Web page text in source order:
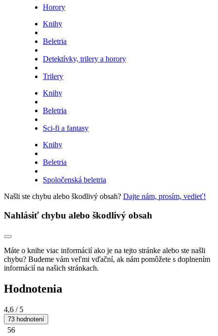
Horory
Knihy
Beletria
Detektívky, trilery a horory
Trilery
Knihy
Beletria
Sci-fi a fantasy
Knihy
Beletria
Spoločenská beletria
Našli ste chybu alebo škodlivý obsah? Dajte nám, prosím, vedieť!
Nahlásiť chybu alebo škodlivý obsah
Máte o knihe viac informácií ako je na tejto stránke alebo ste našli
chybu? Budeme vám veľmi vďační, ak nám pomôžete s doplnením
informácií na našich stránkach.
Hodnotenia
4,6 / 5
73 hodnotení
56